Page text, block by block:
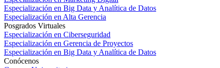
Especialización en Big Data y Analítica de Datos
Especialización en Alta Gerencia
Posgrados Virtuales
Especialización en Ciberseguridad
Especialización en Gerencia de Proyectos
Especialización en Big Data y Analítica de Datos
Conócenos